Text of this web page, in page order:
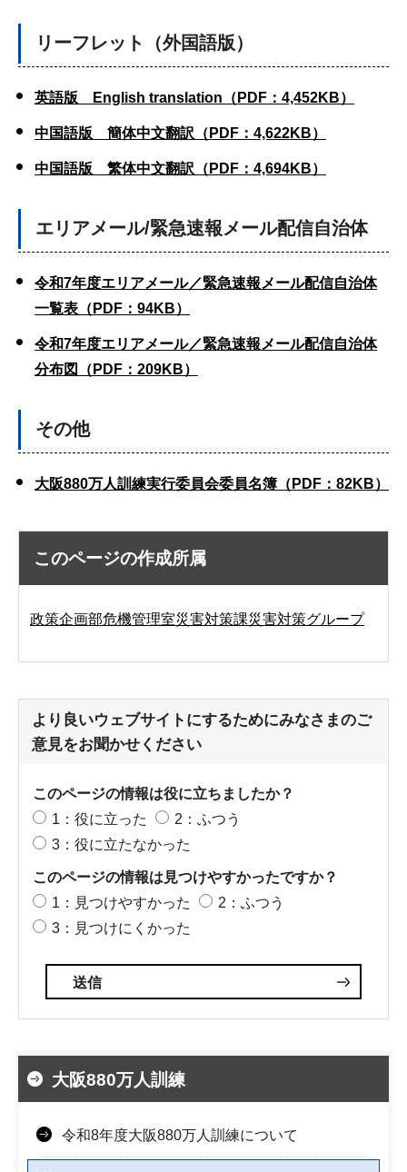
リーフレット（外国語版）
英語版 English translation（PDF：4,452KB）
中国語版 簡体中文翻訳（PDF：4,622KB）
中国語版 繁体中文翻訳（PDF：4,694KB）
エリアメール/緊急速報メール配信自治体
令和7年度エリアメール／緊急速報メール配信自治体
一覧表（PDF：94KB）
令和7年度エリアメール／緊急速報メール配信自治体
分布図（PDF：209KB）
その他
大阪880万人訓練実行委員会委員名簿（PDF：82KB）
このページの作成所属
政策企画部危機管理室災害対策課災害対策グループ
より良いウェブサイトにするためにみなさまのご
意見をお聞かせください
このページの情報は役に立ちましたか？
1：役に立った
2：ふつう
3：役に立たなかった
このページの情報は見つけやすかったですか？
1：見つけやすかった
2：ふつう
3：見つけにくかった
大阪880万人訓練
令和8年度大阪880万人訓練について